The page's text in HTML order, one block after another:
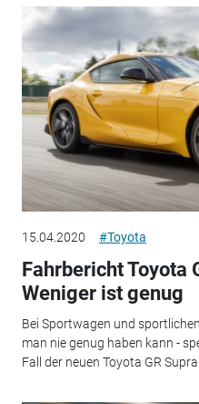
15.04.2020 #Toyota
Fahrbericht Toyota
Weniger ist genug
Bei Sportwagen und
man nie genug haben kann -
Fall der neuen Toyota GR